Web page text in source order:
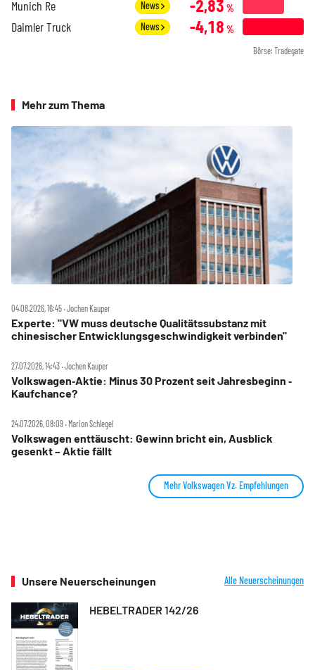
Munich Re News -2,83 %
Daimler Truck News -4,18 %
Börse: Tradegate
Mehr zum Thema
04.08.2026, 16:45 ‧ Jochen Kauper
Experte: "VW muss deutsche Qualitätssubstanz mit
chinesischer Entwicklungsgeschwindigkeit verbinden"
27.07.2026, 14:43 ‧ Jochen Kauper
Volkswagen‑Aktie: Minus 30 Prozent seit Jahresbeginn ‑
Kaufchance?
24.07.2026, 08:09 ‧ Marion Schlegel
Volkswagen enttäuscht: Gewinn bricht ein, Ausblick
gesenkt – Aktie fällt
Mehr Volkswagen Vz. Empfehlungen
Unsere Neuerscheinungen Alle Neuerscheinungen
HEBELTRADER 142/26